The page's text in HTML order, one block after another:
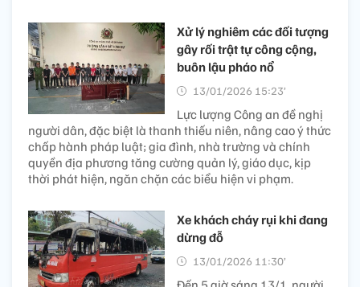
Xử lý nghiêm các đối tượng
gây rối trật tự công cộng,
buôn lậu pháo nổ
13/01/2026 15:23’
Lực lượng Công an đề nghị
người dân, đặc biệt là thanh thiếu niên, nâng cao ý thức
chấp hành pháp luật; gia đình, nhà trường và chính
quyền địa phương tăng cường quản lý, giáo dục, kịp
thời phát hiện, ngăn chặn các biểu hiện vi phạm.
Xe khách cháy rụi khi đang
dừng đỗ
13/01/2026 11:30’